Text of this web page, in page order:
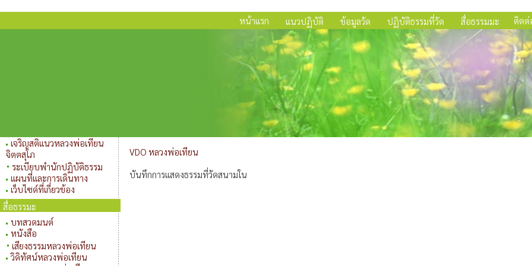
หน้าแรก แนวปฏิบัติ ข้อมูลวัด ปฏิบัติธรรมที่วัด สื่อธรรมมะ ติดต่
เจริญสติแนวหลวงพ่อเทียน
จิตฺตสุโภ
ระเบียบพำนักปฏิบัติธรรม
แผนที่และการเดินทาง
เว็บไซด์ที่เกี่ยวข้อง
สื่อธรรมะ
บทสวดมนต์
หนังสือ
เสียงธรรมหลวงพ่อเทียน
วิดิทัศน์หลวงพ่อเทียน
VDO หลวงพ่อเทียน
บันทึกการแสดงธรรมที่วัดสนามใน